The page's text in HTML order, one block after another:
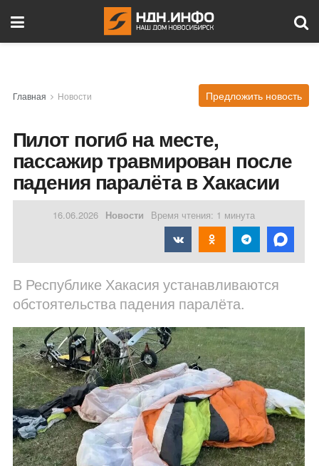
Главная Новости Предложить новость
Пилот погиб на месте,
пассажир травмирован после
падения паралёта в Хакасии
16.06.2026 Новости Время чтения: 1 минута
В Республике Хакасия устанавливаются
обстоятельства падения паралёта.